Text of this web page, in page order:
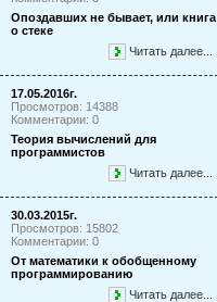
Опоздавших не бывает, или книга
о стеке
Читать далее...
17.05.2016г.
Просмотров: 14388
Комментарии: 0
Теория вычислений для
программистов
Читать далее...
30.03.2015г.
Просмотров: 15802
Комментарии: 0
От математики к обобщенному
программированию
Читать далее...